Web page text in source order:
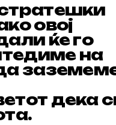
овој
ќе го
на
дека